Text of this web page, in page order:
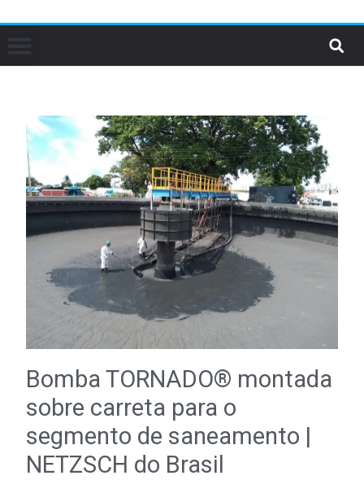
Bomba TORNADO® montada
sobre carreta para o
segmento de saneamento |
NETZSCH do Brasil